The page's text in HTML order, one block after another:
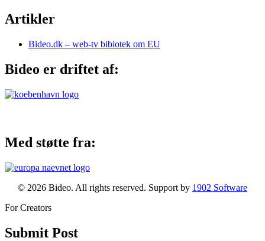
Artikler
Bideo.dk – web-tv bibiotek om EU
Bideo er driftet af:
Med støtte fra:
© 2026 Bideo. All rights reserved. Support by 1902 Software
For Creators
Submit Post